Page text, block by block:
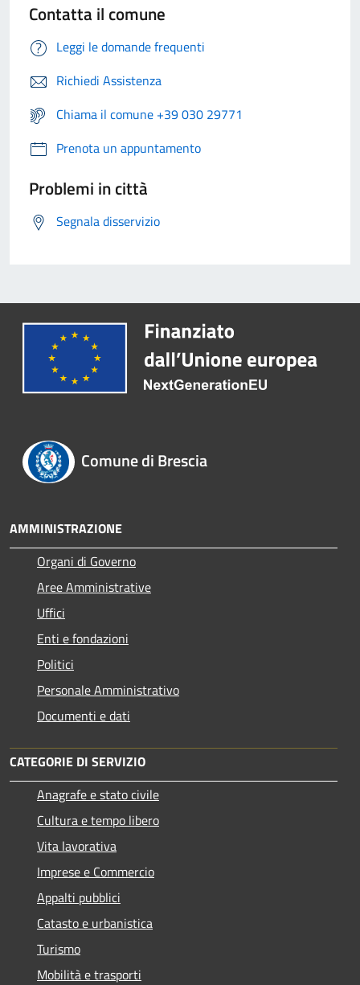
Contatta il comune
Leggi le domande frequenti
Richiedi Assistenza
Chiama il comune +39 030 29771
Prenota un appuntamento
Problemi in città
Segnala disservizio
Comune di Brescia
AMMINISTRAZIONE
Organi di Governo
Aree Amministrative
Uffici
Enti e fondazioni
Politici
Personale Amministrativo
Documenti e dati
CATEGORIE DI SERVIZIO
Anagrafe e stato civile
Cultura e tempo libero
Vita lavorativa
Imprese e Commercio
Appalti pubblici
Catasto e urbanistica
Turismo
Mobilità e trasporti